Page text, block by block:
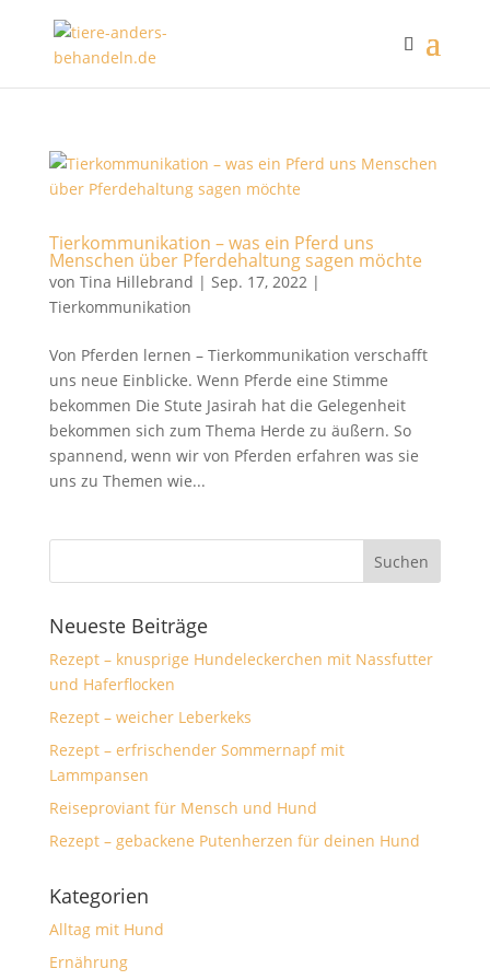
Tierkommunikation – was ein Pferd uns
Menschen über Pferdehaltung sagen möchte
von Tina Hillebrand | Sep. 17, 2022|
Tierkommunikation
Von Pferden lernen – Tierkommunikation verschafft
uns neue Einblicke. Wenn Pferde eine Stimme
bekommen Die Stute Jasirah hat die Gelegenheit
bekommen sich zum Thema Herde zu äußern. So
spannend, wenn wir von Pferden erfahren was sie
uns zu Themen wie...
Neueste Beiträge
Rezept – knusprige Hundeleckerchen mit Nassfutter
und Haferflocken
Rezept – weicher Leberkeks
Rezept – erfrischender Sommernapf mit
Lammpansen
Reiseproviant für Mensch und Hund
Rezept – gebackene Putenherzen für deinen Hund
Kategorien
Alltag mit Hund
Ernährung